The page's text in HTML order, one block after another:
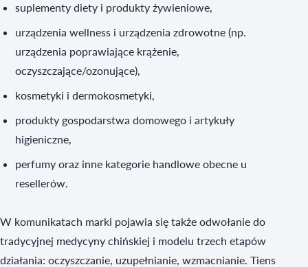
suplementy diety i produkty żywieniowe,
urządzenia wellness i urządzenia zdrowotne (np.
urządzenia poprawiające krążenie,
oczyszczające/ozonujące),
kosmetyki i dermokosmetyki,
produkty gospodarstwa domowego i artykuły
higieniczne,
perfumy oraz inne kategorie handlowe obecne u
resellerów.
W komunikatach marki pojawia się także odwołanie do
tradycyjnej medycyny chińskiej i modelu trzech etapów
działania: oczyszczanie, uzupełnianie, wzmacnianie. Tiens